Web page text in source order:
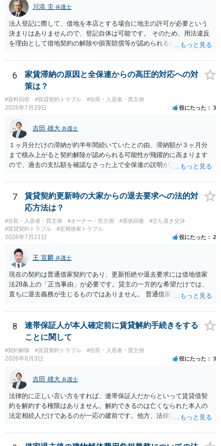
川添 圭 弁護士
法人登記に際して、借地を本店とする場合に地主の許可が必要という
決まりはありませんので、登記自体は可能です。 そのため、用法違反
を理由として借地契約の解除や損害賠償等が認められるかどうかが問
の建物を住居用に限定する（事業に使用しない）特約があると評価で
きるかどうかが重要でしょう（借地契約締結後に賃借人が建物を店舗
に改装したという事案で、住居に限定する特約までは存在しなかった
として契約解除を認めなかった裁判例があります）。契約条項の記載
や解釈の問題になりますので、弁護士へ直接相談されることをお勧め
します。
6
家賃滞納の原因と全保連からの高圧的対応への対
策は？
#賃料回収 #賃貸契約トラブル #住民・入居者・買主側
2026年7月29日 役にたった 3
吉田 雄大 弁護士
１ヶ月分だけの滞納が約半年間続いていたとの由、滞納額が３ヶ月分
まで積み上がると契約解除が認められる可能性が飛躍的に高まります
ので、過去の支払額を確認なさった上で全保連の説明が正しければ、
た理由は気になるところですが、中身のある返答は期待できないと思
います。
7
賃貸契約更新時の大家からの退去要求への法的対
応方法は？
#住民・入居者・買主側 #オーナー・売主側 #原状回復
#立ち退き交渉
#賃貸契約トラブル
#定期借家トラブル
2026年7月21日 役にたった 2
王 宣麟 弁護士
現在の契約は普通借家契約であり、更新拒絶や退去要求には借地借家
法28条上の「正当事由」が必要です。貸主の一方的な希望だけでは、
直ちに退去義務が生じるものではありません。 普通借家契約から定期
新たな定期借家契約を締結する形になりますが、これは任意の合意が
前提であり、借主が同意しなければ成立しません。 12年間の居住実
績、子どもの学校や地域とのつながり、転居費用の準備が困難な事情
などは、借主側の強い居住継続の必要性として正当事由判断において
重視される要素ですので、貸主側にかなり具体的な事情と立退料など
がない限り、更新拒絶が認められるハードルは一般的に高いと考えら
れます。 建物が未登記であること自体は、賃貸借契約の有効性を直ち
に否定するものではなく、引渡しがされていれば賃貸借の効力は原則
有効とされています。 今後の交渉では、①現在は普通借家契約が継続
しており定期借家への変更に合意していないこと、②貸主側の事情
（誰が所有者で誰が実際に住む予定か等）を具体的に書面で説明して
ほしいこと、③自分たちの居住継続の必要性を丁寧に伝えること、を
基本方針としたうえで、仮に一定時期の退去を検討する場合には、立
退料・引越費用・原状回復費用負担などの条件を明確にした書面を作
8
連帯保証人が本人確定前に賃貸解約手続きをする
ことに関して
#契約解除 #賃貸契約トラブル #住民・入居者・買主側
2026年8月3日 役にたった 3
吉田 雄大 弁護士
法律的に正しい言い方をすれば、連帯保証人だからといって賃貸借契
約を解約する権限はありません。解約できるのは亡くなられた本人の
法定相続人だけであるのが一応の建前です。他方、法律論はさてお
する動機づけがなくなります。 今回進められつつある手続はあくまで